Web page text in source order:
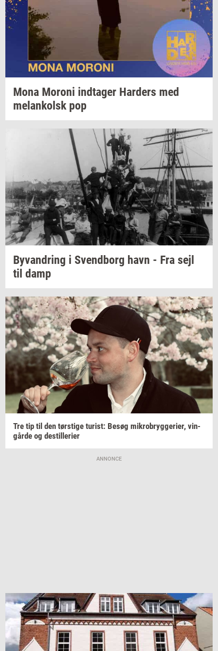
Mona Mor­o­ni ind­ta­ger Har­ders med
melan­kolskpop
Byvan­dring i Svend­borg havn - Fra sejl
til damp
Tre tip til den tørsti­ge turist: Besøg mi­kro­bryg­ge­ri­er, vin­
går­de og destil­le­ri­er
ANNONCE